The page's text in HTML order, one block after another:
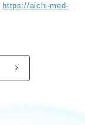
https://aichi-med-